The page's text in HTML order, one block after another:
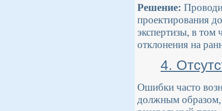
Решение:
проектирования
экспертизы, в том
отклонения на
4.
Ошибки часто
должным образом,